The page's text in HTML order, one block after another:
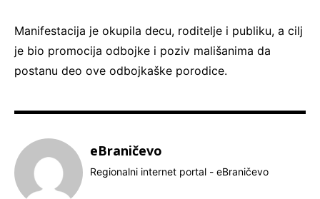
Manifestacija je okupila decu, roditelje i publiku, a cilj
je bio promocija odbojke i poziv mališanima da
postanu deo ove odbojkaške porodice.
eBraničevo
Regionalni internet portal - eBraničevo